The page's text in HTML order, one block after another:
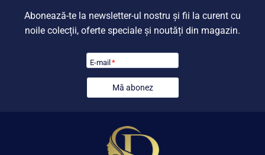
Abonează-te la newsletter-ul nostru și fii la curent cu
noile colecții, oferte speciale și noutăți din magazin.
E-mail*
Mă abonez